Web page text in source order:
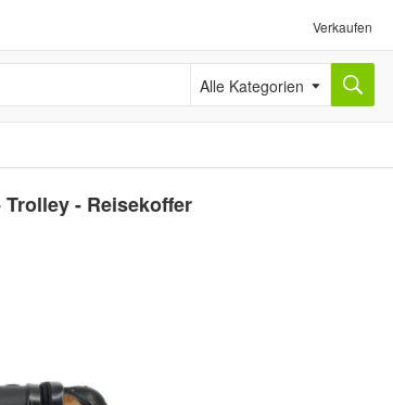
Verkaufen
Alle Kategorien
- Reisekoffer